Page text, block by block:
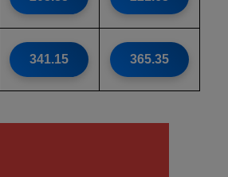
341.15 365.35